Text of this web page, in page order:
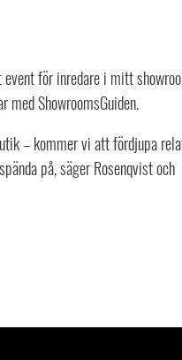
för inredare i mitt
ShowroomsGuiden.
– kommer vi att fördjupa
på, säger Rosenqvist och